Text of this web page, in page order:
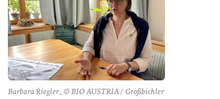
Barbara Riegler_© BIO AUSTRIA / Großbichler